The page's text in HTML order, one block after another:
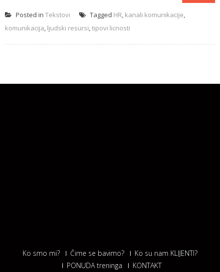
Posted in Tekstovi Tagged HR, kanali komunikacije,
komunikacija, ljudski resursi,tipovi licnosti
Ko smo mi? Čime se bavimo?
Ko su nam KLIJENTI?
PONUDA treninga
KONTAKT